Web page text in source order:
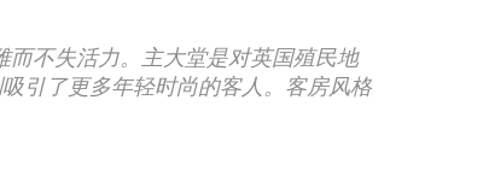
而不失活力。主大堂是对英国殖民地
引了更多年轻时尚的客人。客房风格